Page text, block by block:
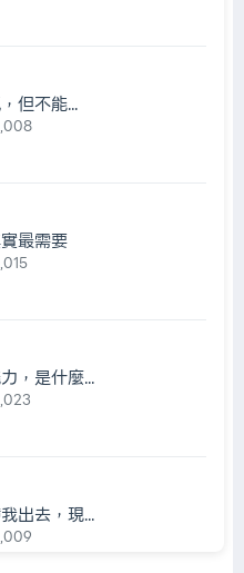
但不能...
最需要
，是什麼...
出去，現...